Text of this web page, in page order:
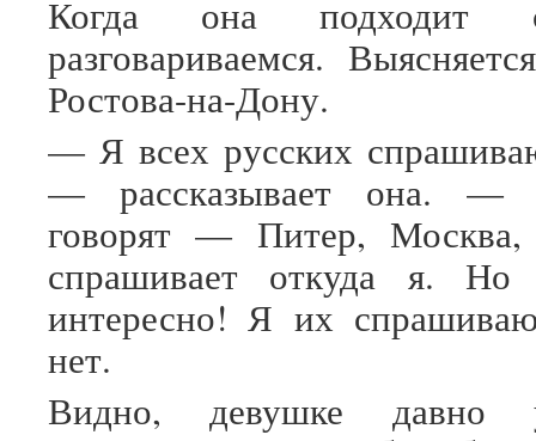
Когда она подходит
разговариваемся.
Ростова-на-Дону.
— Я всех русских
— рассказывает она. —
говорят — Питер,
спрашивает откуда я.
интересно! Я их
нет.
Видно, девушке давно